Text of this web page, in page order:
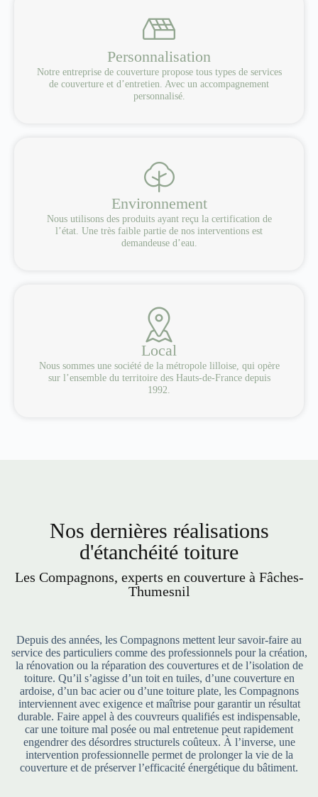
Personnalisation
Notre entreprise de couverture propose tous types de services
de couverture et d’entretien. Avec un accompagnement
personnalisé.
Environnement
Nous utilisons des produits ayant reçu la certification de
l’état. Une très faible partie de nos interventions est
demandeuse d’eau.
Local
Nous sommes une société de la métropole lilloise, qui opère
sur l’ensemble du territoire des Hauts-de-France depuis
1992.
Nos dernières réalisations
d'étanchéité toiture
Les Compagnons, experts en couverture à Fâches-
Thumesnil
Depuis des années, les Compagnons mettent leur savoir-faire au
service des particuliers comme des professionnels pour la création,
la rénovation ou la réparation des couvertures et de l’isolation de
toiture. Qu’il s’agisse d’un toit en tuiles, d’une couverture en
ardoise, d’un bac acier ou d’une toiture plate, les Compagnons
interviennent avec exigence et maîtrise pour garantir un résultat
durable. Faire appel à des couvreurs qualifiés est indispensable,
car une toiture mal posée ou mal entretenue peut rapidement
engendrer des désordres structurels coûteux. À l’inverse, une
intervention professionnelle permet de prolonger la vie de la
couverture et de préserver l’efficacité énergétique du bâtiment.